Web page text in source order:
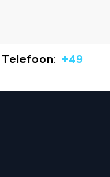
Telefoon: +49